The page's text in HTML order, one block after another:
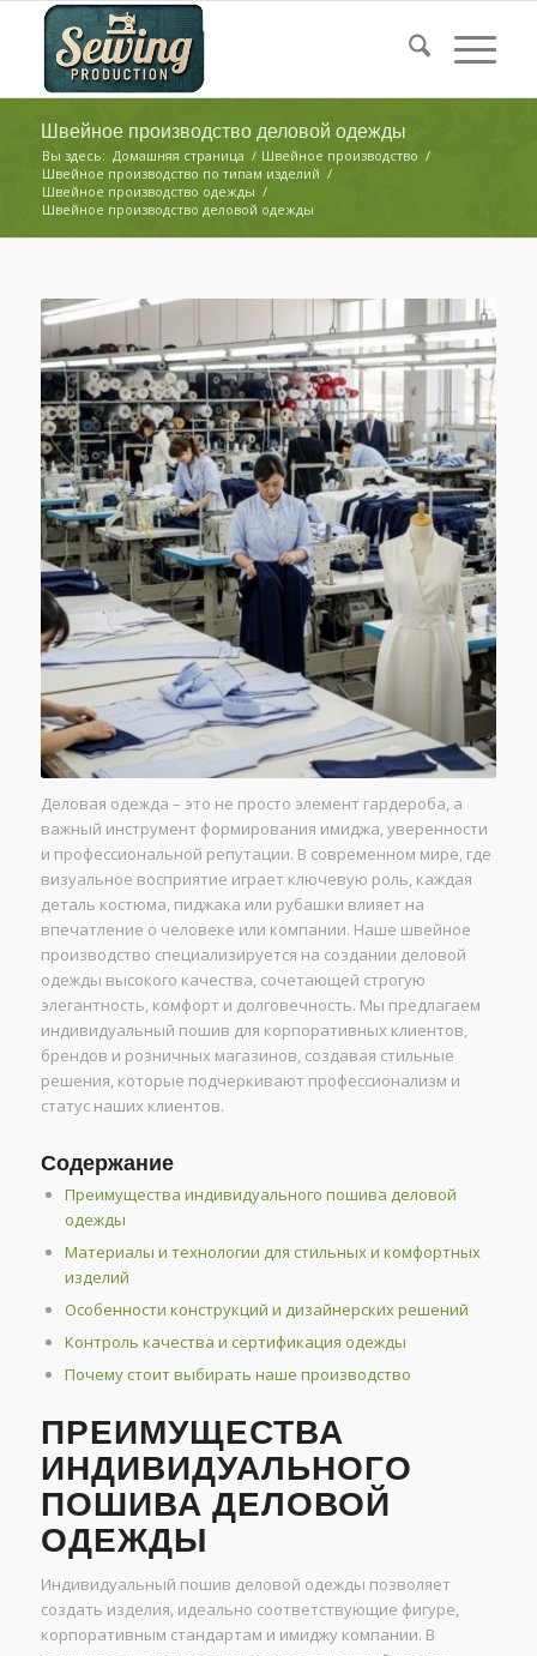
Швейное производство деловой одежды
Вы здесь: Домашняя страница / Швейное производство /
Швейное производство по типам изделий /
Швейное производство одежды /
Швейное производство деловой одежды
Деловая одежда – это не просто элемент гардероба, а
важный инструмент формирования имиджа, уверенности
и профессиональной репутации. В современном мире, где
визуальное восприятие играет ключевую роль, каждая
деталь костюма, пиджака или рубашки влияет на
впечатление о человеке или компании. Наше швейное
производство специализируется на создании деловой
одежды высокого качества, сочетающей строгую
элегантность, комфорт и долговечность. Мы предлагаем
индивидуальный пошив для корпоративных клиентов,
брендов и розничных магазинов, создавая стильные
решения, которые подчеркивают профессионализм и
статус наших клиентов.
Содержание
Преимущества индивидуального пошива деловой
одежды
Материалы и технологии для стильных и комфортных
изделий
Особенности конструкций и дизайнерских решений
Контроль качества и сертификация одежды
Почему стоит выбирать наше производство
ПРЕИМУЩЕСТВА
ИНДИВИДУАЛЬНОГО
ПОШИВА ДЕЛОВОЙ
ОДЕЖДЫ
Индивидуальный пошив деловой одежды позволяет
создать изделия, идеально соответствующие фигуре,
корпоративным стандартам и имиджу компании. В